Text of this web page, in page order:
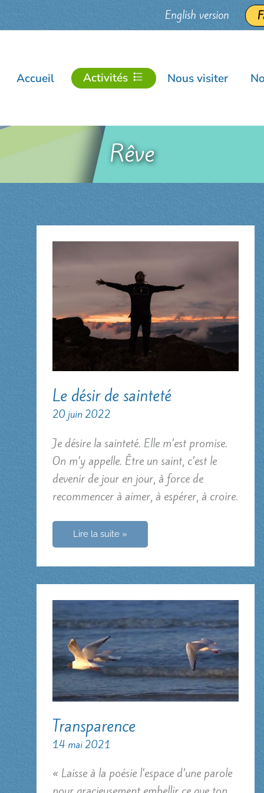
English version
Accueil Activités Nous visiter
Rêve
Le désir de sainteté
20 juin 2022
Je désire la sainteté. Elle m’est promise.
On m’y appelle. Être un saint, c’est le
devenir de jour en jour, à force de
recommencer à aimer, à espérer, à croire.
Le
de
Lire la suite »
Transparence
14 mai 2021
« Laisse à la poésie l’espace d’une parole